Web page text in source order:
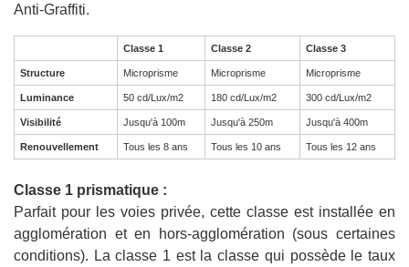
Anti-Graffiti.
Classe 1 Classe 2 Classe 3
Structure Microprisme Microprisme Microprisme
Luminance 50 cd/Lux/m2 180 cd/Lux/m2 300 cd/Lux/m2
Visibilité Jusqu'à 100m Jusqu'à 250m Jusqu'à 400m
Renouvellement Tous les 8 ans Tous les 10 ans Tous les 12 ans
Classe 1 prismatique :
Parfait pour les voies privée, cette classe est installée en
agglomération et en hors-agglomération (sous certaines
conditions). La classe 1 est la classe qui possède le taux